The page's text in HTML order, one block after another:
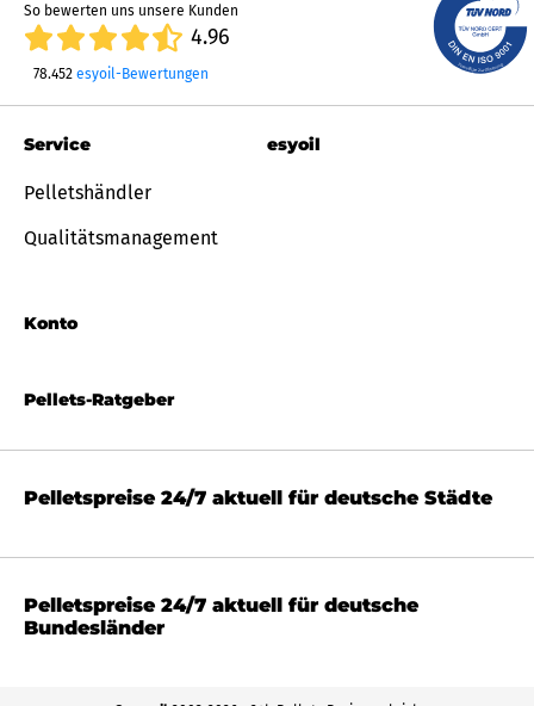
So bewerten uns unsere Kunden
4.96
78.452 esyoil-Bewertungen
Pellets-Ratgeber
Service
Pelletshändler
Qualitätsmanagement
Konto
esyoil
Pelletspreise 24/7 aktuell für deutsche Städte
Pelletspreise 24/7 aktuell für deutsche
Bundesländer